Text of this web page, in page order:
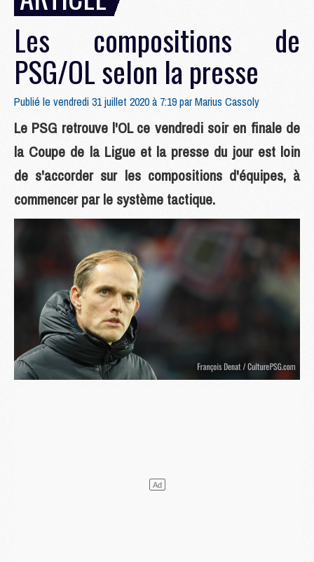
Les compositions de
PSG/OL selon la presse
Publié le vendredi 31 juillet 2020 à 7:19 parMarius Cassoly
Le PSG retrouve l'OL ce vendredi soir en finale de
la Coupe de la Ligue et la presse du jour est loin
de s'accorder sur les compositions d'équipes, à
commencer par le système tactique.